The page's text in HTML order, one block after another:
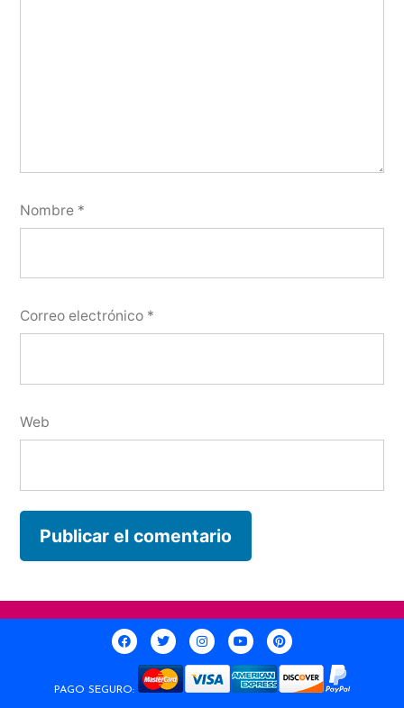
Nombre *
Correo electrónico *
Web
PAGO SEGURO: